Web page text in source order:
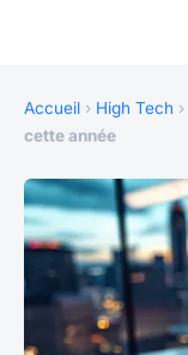
Accueil › High Tech ›
cette année